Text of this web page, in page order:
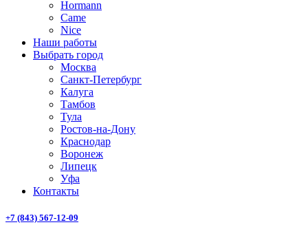
Hormann
Came
Nice
Наши работы
Выбрать город
Москва
Санкт-Петербург
Калуга
Тамбов
Тула
Ростов-на-Дону
Краснодар
Воронеж
Липецк
Уфа
Контакты
+7 (843) 567-12-09